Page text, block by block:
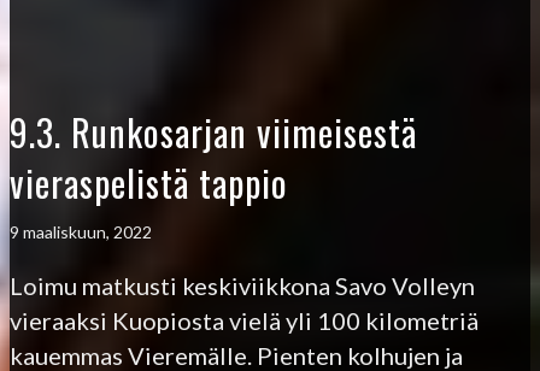
9.3. Runkosarjan viimeisestä
vieraspelistä tappio
9 maaliskuun, 2022
Loimu matkusti keskiviikkona Savo Volleyn
vieraaksi Kuopiosta vielä yli 100 kilometriä
kauemmas Vieremälle. Pienten kolhujen ja